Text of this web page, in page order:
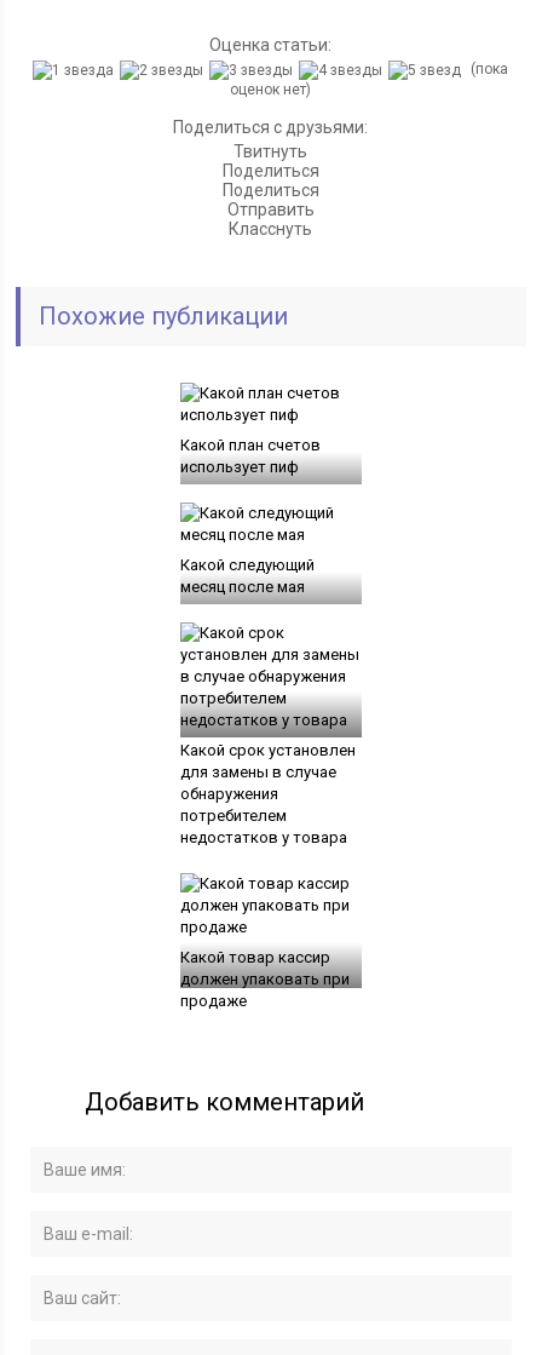
Оценка статьи:
(пока
оценок нет)
Поделиться с друзьями:
Твитнуть
Поделиться
Поделиться
Отправить
Класснуть
Похожие публикации
Какой план счетов
использует пиф
Какой следующий
месяц после мая
Какой срок установлен
для замены в случае
обнаружения
потребителем
недостатков у товара
Какой товар кассир
должен упаковать при
продаже
Добавить комментарий